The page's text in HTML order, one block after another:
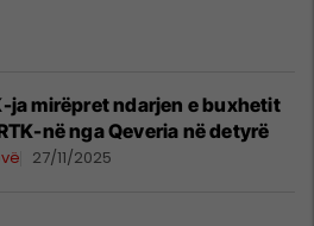
ja mirëpret ndarjen e buxhetit
në nga Qeveria në detyrë
27/11/2025